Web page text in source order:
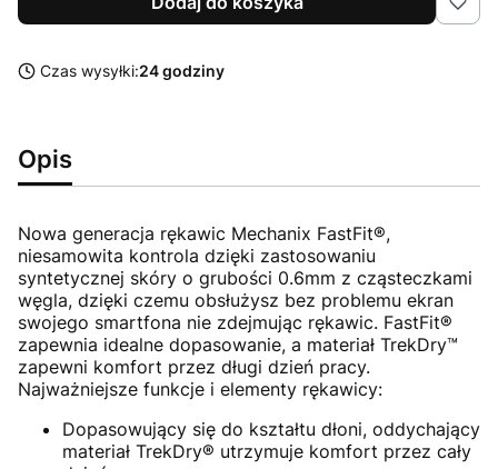
Czas wysyłki:24 godziny
Opis
Nowa generacja rękawic Mechanix FastFit®,
niesamowita kontrola dzięki zastosowaniu
syntetycznej skóry o grubości 0.6mm z cząsteczkami
węgla, dzięki czemu obsłużysz bez problemu ekran
swojego smartfona nie zdejmując rękawic. FastFit®
zapewnia idealne dopasowanie, a materiał TrekDry™
zapewni komfort przez długi dzień pracy.
Najważniejsze funkcje i elementy rękawicy:
Dopasowujący się do kształtu dłoni, oddychający
materiał TrekDry® utrzymuje komfort przez cały